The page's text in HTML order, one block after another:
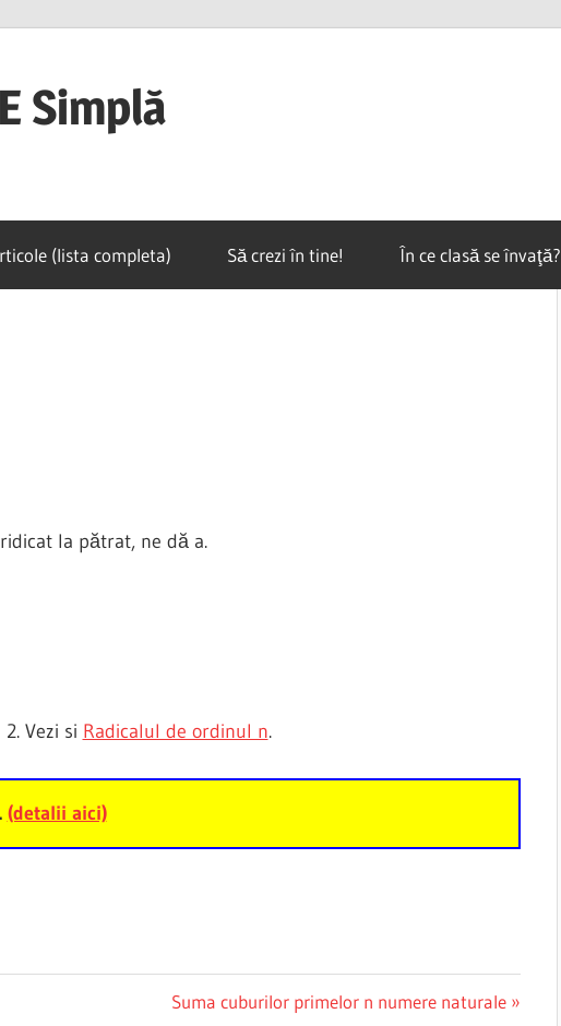
Simplă
(lista completa) Să crezi în tine! În ce clasă se învaţă?
la pătrat, ne dă a.
Vezi si Radicalul de ordinul n.
(detalii aici)
Next
Suma cuburilor primelor n numere naturale